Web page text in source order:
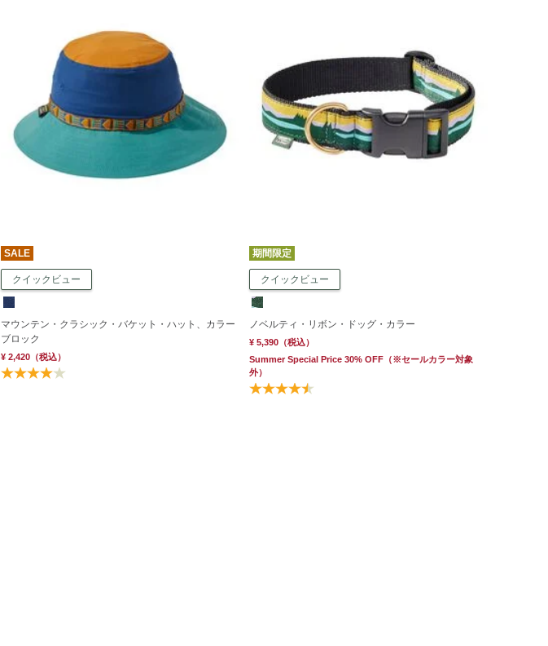
SALE
クイックビュー
マウンテン・クラシック・バケット・ハット、カラー
ブロック
¥ 2,420（税込）
期間限定
クイックビュー
ノベルティ・リボン・ドッグ・カラー
¥ 5,390（税込）
Summer Special Price 30% OFF（※セールカラー対象
外）